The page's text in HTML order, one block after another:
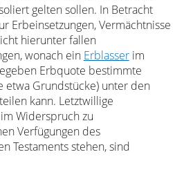
gelten sollen. In Betracht
Erbeinsetzungen, Vermächtnisse
hierunter fallen
wonach ein Erblasserim
Erbquote bestimmte
etwa Grundstücke) unter den
kann. Letztwillige
Widerspruch zu
Verfügungen des
Testaments stehen, sind